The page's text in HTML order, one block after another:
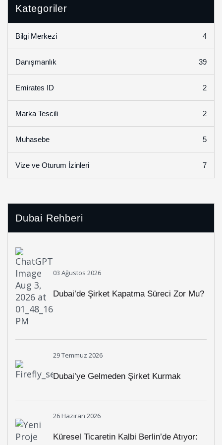
Kategoriler
Bilgi Merkezi 4
Danışmanlık 39
Emirates ID 2
Marka Tescili 2
Muhasebe 5
Vize ve Oturum İzinleri 7
Dubai Rehberi
03 Ağustos 2026
Dubai’de Şirket Kapatma Süreci Zor Mu?
29 Temmuz 2026
Dubai’ye Gelmeden Şirket Kurmak
Mümkün Mü?
26 Haziran 2026
Küresel Ticaretin Kalbi Berlin’de Atıyor: